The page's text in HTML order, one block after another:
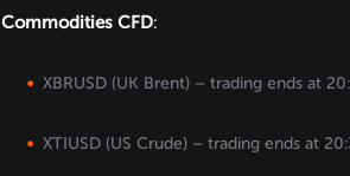
Commodities CFD:
XBRUSD (UK Brent) – trading ends at
XTIUSD (US Crude) – trading ends at